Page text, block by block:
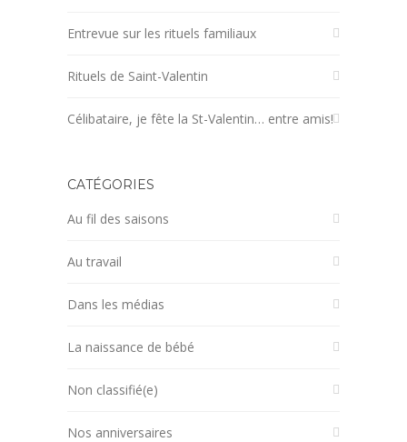
Entrevue sur les rituels familiaux
Rituels de Saint-Valentin
Célibataire, je fête la St-Valentin… entre amis!
CATÉGORIES
Au fil des saisons
Au travail
Dans les médias
La naissance de bébé
Non classifié(e)
Nos anniversaires